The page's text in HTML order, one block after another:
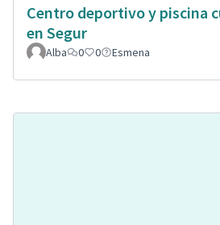
Centro deportivo y piscina
en Segur
Alba
0 0 Esmena